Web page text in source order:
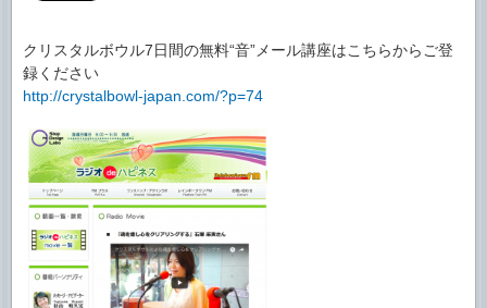
クリスタルボウル7日間の無料“音”メール講座はこちらからご登
録ください
http://crystalbowl-japan.com/?p=74